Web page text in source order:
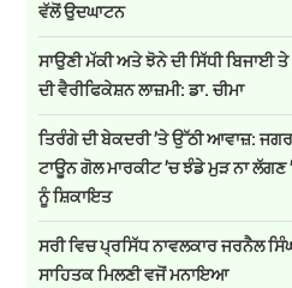
ਵੱਲੋਂ ਉਦਘਾਟਨ
ਸਾਉਣੀ ਮੱਕੀ ਅਤੇ ਝੋਨੇ ਦੀ ਸਿੱਧੀ ਬਿਜਾਈ
ਦੀ ਵੈਰੀਫਿਕੇਸ਼ਨ ਲਾਜ਼ਮੀ: ਡਾ. ਚੀਮਾ
ਤਿਰੰਗੇ ਦੀ ਬੇਕਦਰੀ ’ਤੇ ਉੱਠੀ ਆਵਾਜ਼:
ਟਾਊਨ ਗੋਲ ਮਾਰਕੀਟ ’ਚ ਝੰਡੇ ਮੁੜ ਨਾ ਲੱਗਣ
ਨੂੰ ਸ਼ਿਕਾਇਤ
ਸਰੀ ਵਿਚ ਪ੍ਰਸਿੱਧ ਨਾਵਲਕਾਰ ਜਰਨੈਲ
ਸਾਹਿਤਕ ਮਿਲਣੀ ਵਜੋਂ ਮਨਾਇਆ